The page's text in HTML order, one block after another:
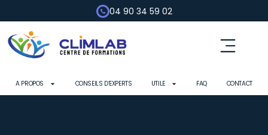
04 90 34 59 02
A PROPOS CONSEILS D’EXPERTS UTILE FAQ CONTACT